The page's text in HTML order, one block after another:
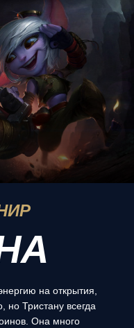
на открытия,
но Тристану всегда
Она много